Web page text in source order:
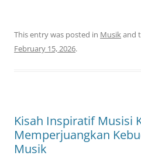
This entry was posted in Musikand
February 15, 2026.
Kisah Inspiratif Musisi
Memperjuangkan
Musik